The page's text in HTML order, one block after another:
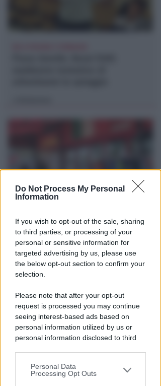
Do Not Process My Personal
Information
If you wish to opt-out of the sale, sharing
to third parties, or processing of your
personal or sensitive information for
targeted advertising by us, please use
the below opt-out section to confirm your
selection.
Please note that after your opt-out
request is processed you may continue
seeing interest-based ads based on
personal information utilized by us or
personal information disclosed to third
You may separately opt-out of the further
disclosure of your personal information
Personal Data
Processing Opt Outs
Chiusura Red Devil. Legali del
locale: faro di legalità in zona
da "Suburra"